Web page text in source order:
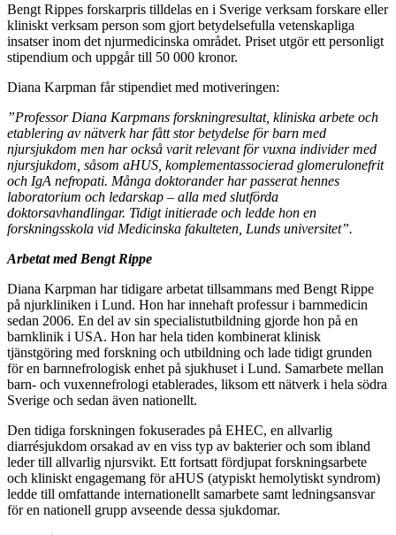
Bengt Rippes forskarpris tilldelas en i Sverige verksam forskare eller
kliniskt verksam person som gjort betydelsefulla vetenskapliga
insatser inom det njurmedicinska området. Priset utgör ett personligt
stipendium och uppgår till 50 000 kronor.
Diana Karpman får stipendiet med motiveringen:
”Professor Diana Karpmans forskningresultat, kliniska arbete och
etablering av nätverk har fått stor betydelse för barn med
njursjukdom men har också varit relevant för vuxna individer med
njursjukdom, såsom aHUS, komplementassocierad glomerulonefrit
och IgA nefropati. Många doktorander har passerat hennes
laboratorium och ledarskap – alla med slutförda
doktorsavhandlingar. Tidigt initierade och ledde hon en
forskningsskola vid Medicinska fakulteten, Lunds universitet”.
Arbetat med Bengt Rippe
Diana Karpman har tidigare arbetat tillsammans med Bengt Rippe
på njurkliniken i Lund. Hon har innehaft professur i barnmedicin
sedan 2006. En del av sin specialistutbildning gjorde hon på en
barnklinik i USA. Hon har hela tiden kombinerat klinisk
tjänstgöring med forskning och utbildning och lade tidigt grunden
för en barnnefrologisk enhet på sjukhuset i Lund. Samarbete mellan
barn- och vuxennefrologi etablerades, liksom ett nätverk i hela södra
Sverige och sedan även nationellt.
Den tidiga forskningen fokuserades på EHEC, en allvarlig
diarrésjukdom orsakad av en viss typ av bakterier och som ibland
leder till allvarlig njursvikt. Ett fortsatt fördjupat forskningsarbete
och kliniskt engagemang för aHUS (atypiskt hemolytiskt syndrom)
ledde till omfattande internationellt samarbete samt ledningsansvar
för en nationell grupp avseende dessa sjukdomar.